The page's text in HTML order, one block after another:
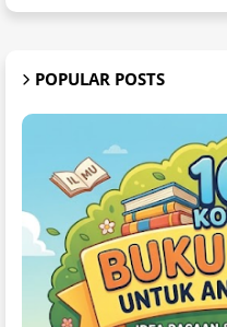
POPULAR POSTS